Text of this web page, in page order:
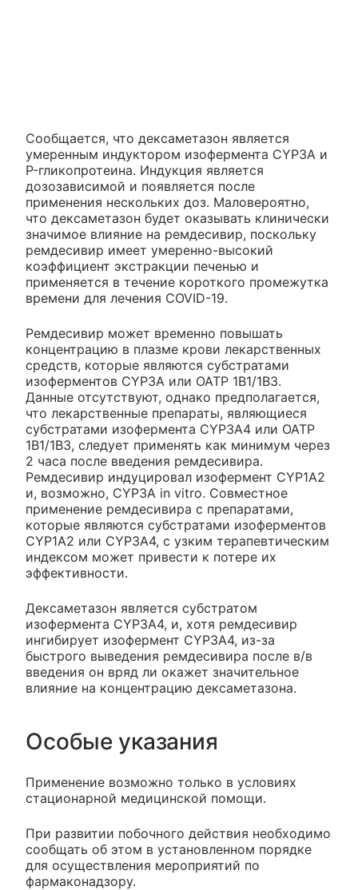
Сообщается, что дексаметазон является
умеренным индуктором изофермента CYP3A и
P-гликопротеина. Индукция является
дозозависимой и появляется после
применения нескольких доз. Маловероятно,
что дексаметазон будет оказывать клинически
значимое влияние на ремдесивир, поскольку
ремдесивир имеет умеренно-высокий
коэффициент экстракции печенью и
применяется в течение короткого промежутка
времени для лечения COVID-19.
Ремдесивир может временно повышать
концентрацию в плазме крови лекарственных
средств, которые являются субстратами
изоферментов CYP3A или ОАТР 1В1/1В3.
Данные отсутствуют, однако предполагается,
что лекарственные препараты, являющиеся
субстратами изофермента CYP3A4 или ОАТР
1В1/1В3, следует применять как минимум через
2 часа после введения ремдесивира.
Ремдесивир индуцировал изофермент CYP1A2
и, возможно, CYP3A in vitro. Совместное
применение ремдесивира с препаратами,
которые являются субстратами изоферментов
CYP1A2 или CYP3A4, с узким терапевтическим
индексом может привести к потере их
эффективности.
Дексаметазон является субстратом
изофермента CYP3A4, и, хотя ремдесивир
ингибирует изофермент CYP3A4, из-за
быстрого выведения ремдесивира после в/в
введения он вряд ли окажет значительное
влияние на концентрацию дексаметазона.
Особые указания
Применение возможно только в условиях
стационарной медицинской помощи.
При развитии побочного действия необходимо
сообщать об этом в установленном порядке
для осуществления мероприятий по
фармаконадзору.